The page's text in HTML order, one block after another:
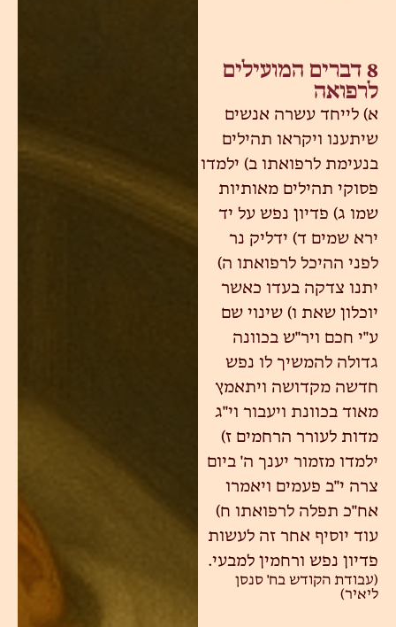
8 דברים המועילים
לרפואה
א) לייחד עשרה אנשים
שיתענו ויקראו תהילים
בנעימת לרפואתו ב) ילמדו
פסוקי תהילים מאותיות
שמו ג) פדיון נפש על יד
ירא שמים ד) ידליק נר
לפני ההיכל לרפואתו ה)
יתנו צדקה בעדו כאשר
יוכלון שאת ו) שינוי שם
ע"י חכם ויר"ש בכוונה
גדולה להמשיך לו נפש
חדשה מקדושה ויתאמץ
מאוד בכוונת ויעבור וי"ג
מדות לעורר הרחמים ז)
ילמדו מזמור יענך ה' ביום
צרה י"ב פעמים ויאמרו
אח"כ תפלה לרפואתו ח)
עוד יוסיף אחר זה לעשות
פדיון נפש ורחמין למבעי.
(עבודת הקודש בח' סנסן
ליאיר)